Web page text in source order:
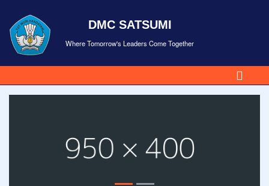
DMC SATSUMI
Where Tomorrow's Leaders Come Together